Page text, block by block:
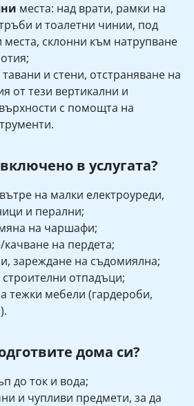
места: над врати, рамки на
и тоалетни чинии, под
места, склонни към натрупване
и стени, отстраняване на
от тези вертикални и
с помощта на
в услугата?
на малки електроуреди,
и перални;
на чаршафи;
на пердета;
зареждане на съдомиялна;
отпадъци;
тежки мебели (гардероби,
дома си?
до ток и вода;
и чупливи предмети, за да